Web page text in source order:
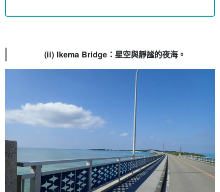
(ii) Ikema Bridge：星空與靜謐的夜海。